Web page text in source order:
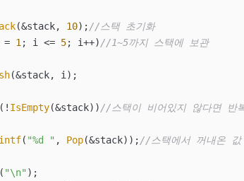
(&stack, 10); //스택 초기화
1 ; i <= 5; i++) //1~5까지 스택에 보관
(&stack, i);
IsEmpty(&stack)) //스택이 비어있지 않다면 반
( "%d " , Pop(&stack)); //스택에서 꺼내온 값
"\n" );